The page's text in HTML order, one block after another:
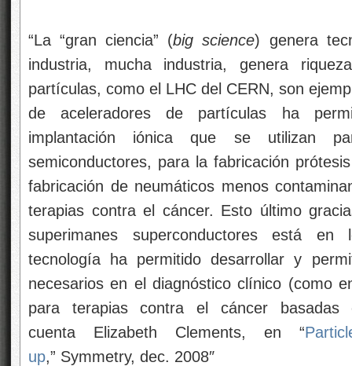
“La “gran ciencia” (big science) genera
industria, mucha industria, genera
partículas, como el LHC del CERN, son
de aceleradores de partículas ha
implantación iónica que se utilizan
semiconductores, para la fabricación
fabricación de neumáticos menos
terapias contra el cáncer. Esto último
superimanes superconductores está en
tecnología ha permitido desarrollar y
necesarios en el diagnóstico clínico (como
para terapias contra el cáncer
cuenta Elizabeth Clements, en “
up,” Symmetry, dec. 2008″